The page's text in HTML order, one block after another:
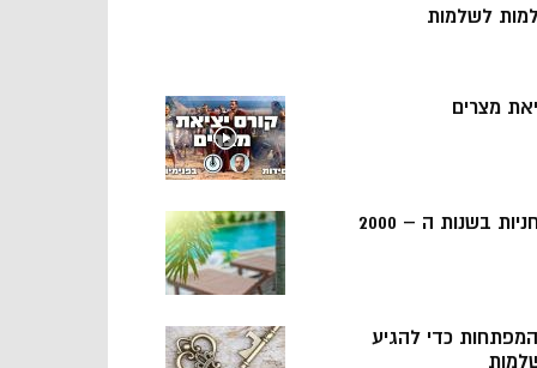
לשלמות
מצרים
בשנות ה – 2000
5 המפתחות כדי להגיע